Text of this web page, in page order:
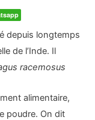
depuis longtemps
de l’Inde. Il
racemosus
alimentaire,
poudre. On dit